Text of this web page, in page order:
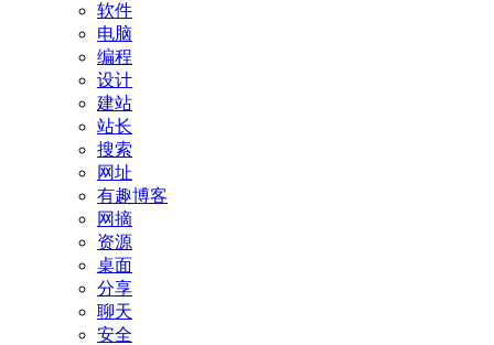
软件
电脑
编程
设计
建站
站长
搜索
网址
有趣博客
网摘
资源
桌面
分享
聊天
安全